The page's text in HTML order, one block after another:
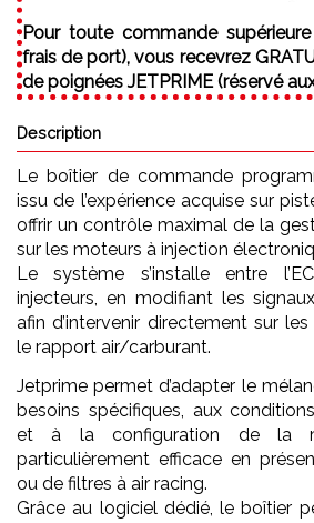
Pour toute commande
frais de port), vous recevrez
de poignées JETPRIME (réservé
Description
Le boîtier de commande
issu de l’expérience acquise sur
offrir un contrôle maximal de la
sur les moteurs à injection
Le système s’installe entre
injecteurs, en modifiant les
afin d’intervenir directement sur
le rapport air/carburant.
Jetprime permet d’adapter le
besoins spécifiques, aux
et à la configuration de la
particulièrement efficace en
ou de filtres à air racing.
Grâce au logiciel dédié, le boîtier